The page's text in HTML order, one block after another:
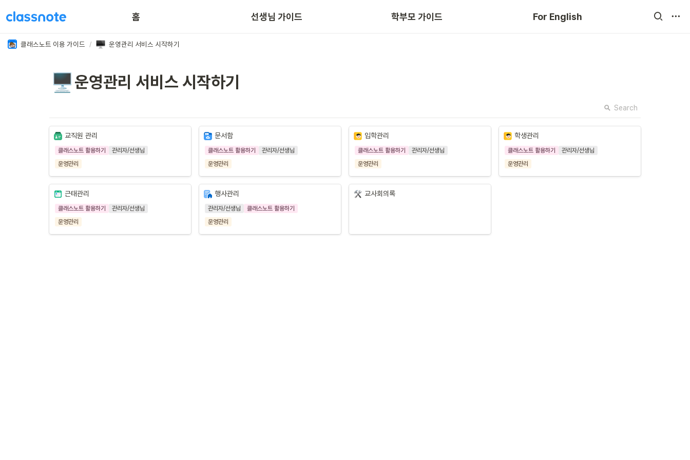
홈 선생님 가이드 학부모 가이드 For English
클래스노트 이용 가이드 / 운영관리 서비스 시작하기
이용 꿀팁 App/Web 주요 기능
🖥️운영관리 서비스 시작하기
Search
교직원 관리
클래스노트 활용하기
관리자/선생님
운영관리
문서함
클래스노트 활용하기
관리자/선생님
운영관리
입학관리
클래스노트 활용하기
관리자/선생님
운영관리
학생관리
클래스노트 활용하기
관리자/선생님
운영관리
근태관리
클래스노트 활용하기
관리자/선생님
운영관리
행사관리
관리자/선생님
클래스노트 활용하기
운영관리
교사회의록